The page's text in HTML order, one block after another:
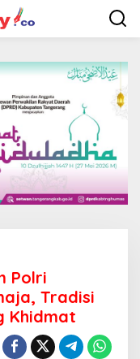
Polri
Tradisi
Khidmat